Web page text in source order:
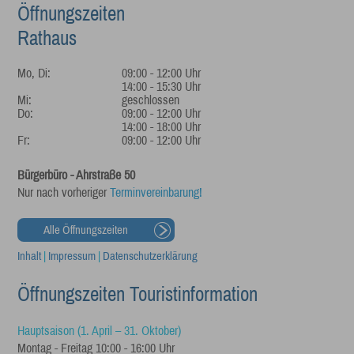
Öffnungszeiten
Rathaus
Mo, Di:
09:00 - 12:00 Uhr
14:00 - 15:30 Uhr
Mi:
geschlossen
Do:
09:00 - 12:00 Uhr
14:00 - 18:00 Uhr
Fr:
09:00 - 12:00 Uhr
Bürgerbüro - Ahrstraße 50
Nur nach vorherigerTerminvereinbarung!
Alle Öffnungszeiten
Inhalt Impressum Datenschutzerklärung
Öffnungszeiten Touristinformation
Hauptsaison (1. April – 31. Oktober)
Montag - Freitag 10:00 - 16:00 Uhr